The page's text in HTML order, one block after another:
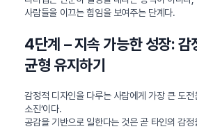
사람들을 이끄는 힘임을 보여주는 단계다.
4단계 – 지속 가능한 성장: 감
균형 유지하기
감정적 디자인을 다루는 사람에게 가장 큰 도전
소진’이다.
공감을 기반으로 일한다는 것은 곧 타인의 감